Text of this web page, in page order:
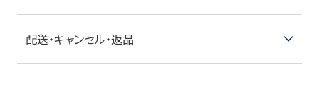
配送・キャンセル・返品